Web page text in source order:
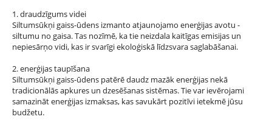
1. draudzīgums videi
Siltumsūkņi gaiss-ūdens izmanto atjaunojamo enerģijas avotu -
siltumu no gaisa. Tas nozīmē, ka tie neizdala kaitīgas emisijas un
nepiesārņo vidi, kas ir svarīgi ekoloģiskā līdzsvara saglabāšanai.
2. enerģijas taupīšana
Siltumsūkņi gaiss-ūdens patērē daudz mazāk enerģijas nekā
tradicionālās apkures un dzesēšanas sistēmas. Tie var ievērojami
samazināt enerģijas izmaksas, kas savukārt pozitīvi ietekmē jūsu
budžetu.